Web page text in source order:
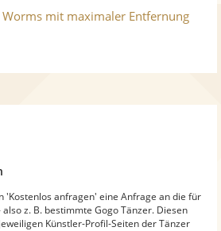
mit maximaler Entfernung
'Kostenlos anfragen' eine Anfrage an die für
z. B. bestimmte Gogo Tänzer. Diesen
Künstler-Profil-Seiten der Tänzer